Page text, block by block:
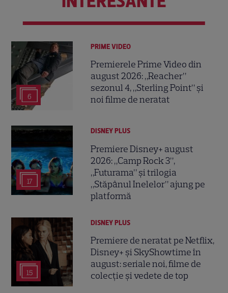
6
PRIME VIDEO
Premierele Prime Video din
august 2026: „Reacher”
sezonul 4, „Sterling Point” și
noi filme de neratat
17
DISNEY PLUS
Premiere Disney+ august
2026: „Camp Rock 3”,
„Futurama” și trilogia
„Stăpânul Inelelor” ajung pe
platformă
15
DISNEY PLUS
Premiere de neratat pe Netflix,
Disney+ și SkyShowtime în
august: seriale noi, filme de
colecție și vedete de top